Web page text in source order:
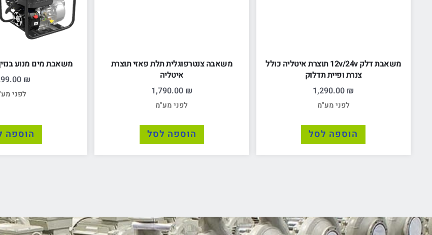
משאבת דלק 12v/24v תוצרת איטליה כולל
צנרת ופיית תדלוק
1,290.00 ₪
לפני מע"מ
הוספה לסל
משאבה צנטרפוגלית תלת פאזי תוצרת
איטליה
1,790.00 ₪
לפני מע"מ
הוספה לסל
משאבת מים מנוע בנזין "2 מנוע 5.5
₪
לפני
הוספה